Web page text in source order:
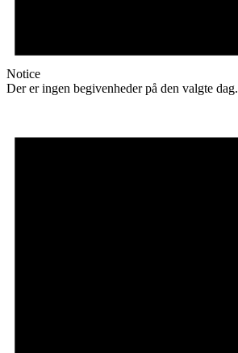
Notice
Der er ingen begivenheder på den valgte dag.